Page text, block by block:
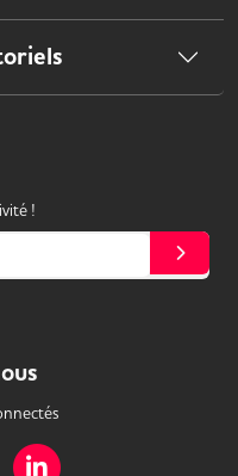
!
de Mission Handicap
Page Twitter de Mission Handicap